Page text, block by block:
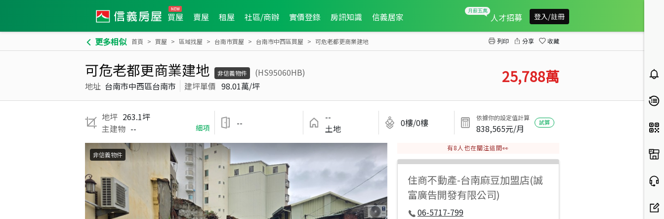
買屋 賣屋 租屋 社區/商辦 實價登錄 房訊知識 信義居家 人才招募 登入/註冊
更多相似 首頁 買屋 區域找屋 台南市買屋 台南市中西區買屋 可危老都更商業建地 列印 分享 收藏
可危老都更商業建地 非信義物件
(HS95060HB)
地址 台南市中西區台南市 建坪單價 98.01萬/坪 25,788萬
地坪 263.1坪
主建物 -- 細項 --
--
土地
0樓/0樓 依據你的設定值計算
838,565元/月
試算
非信義物件
有8 人也在關注這間👀
住商不動產-台南麻豆加盟店(誠
富廣告開發有限公司)
06-5717-799